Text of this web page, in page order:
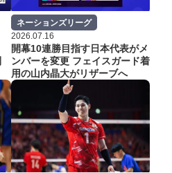
ネーションズリーグ
2026.07.16
開幕10連勝目指す日本代表がメ
ンバーを変更 フェイスガード着
用の山内晶大がリザーブへ